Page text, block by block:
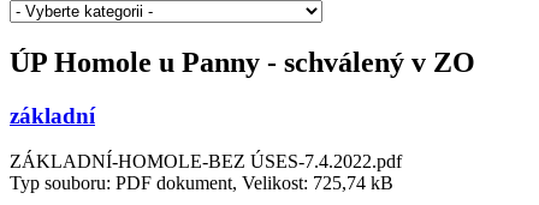
ÚP Homole u Panny - schválený v ZO
základní
ZÁKLADNÍ-HOMOLE-BEZ ÚSES-7.4.2022.pdf
Typ souboru: PDF dokument, Velikost: 725,74 kB